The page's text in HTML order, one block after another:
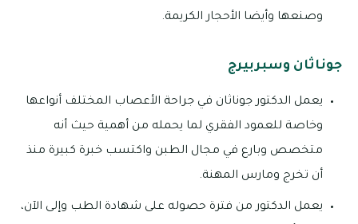
وصنعها وأيضا الأحجار الكريمة.
جوناثان وسبربيرج
يعمل الدكتور جوناثان في جراحة الأعصاب المختلف أنواعها
وخاصة للعمود الفقري لما يحمله من أهمية حيث أنه
متخصص وبارع في مجال الطبن واكتسب خبرة كبيرة منذ
أن تخرج ومارس المهنة.
يعمل الدكتور من فترة حصوله على شهادة الطب وإلى الآن،